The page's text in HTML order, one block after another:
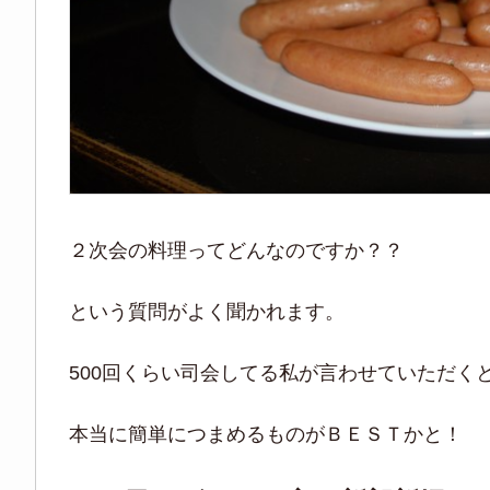
２次会の料理ってどんなのですか？？
という質問がよく聞かれます。
500回くらい司会してる私が言わせていただく
本当に簡単につまめるものがＢＥＳＴかと！